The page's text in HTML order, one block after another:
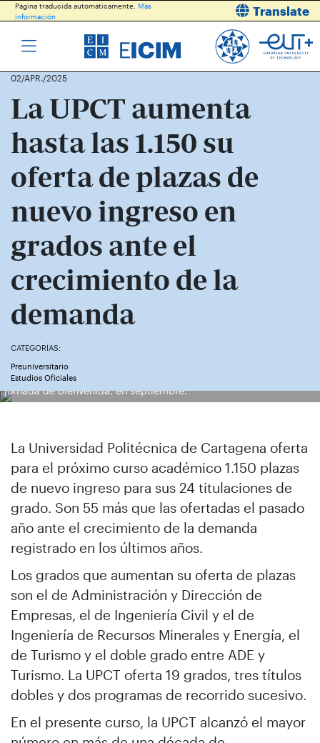
Página traducida automáticamente. Más
información
Translate
02/APR./2025
La UPCT aumenta
hasta las 1.150 su
oferta de plazas de
nuevo ingreso en
grados ante el
crecimiento de la
demanda
CATEGORÍAS:
Preuniversitario
Estudios Oficiales
Estudiantes de primer curso de ADE y de Turismo durante la
jornada de bienvenida, en septiembre.
La Universidad Politécnica de Cartagena oferta
para el próximo curso académico 1.150 plazas
de nuevo ingreso para sus 24 titulaciones de
grado. Son 55 más que las ofertadas el pasado
año ante el crecimiento de la demanda
registrado en los últimos años.
Los grados que aumentan su oferta de plazas
son el de Administración y Dirección de
Empresas, el de Ingeniería Civil y el de
Ingeniería de Recursos Minerales y Energía, el
de Turismo y el doble grado entre ADE y
Turismo. La UPCT oferta 19 grados, tres títulos
dobles y dos programas de recorrido sucesivo.
En el presente curso, la UPCT alcanzó el mayor